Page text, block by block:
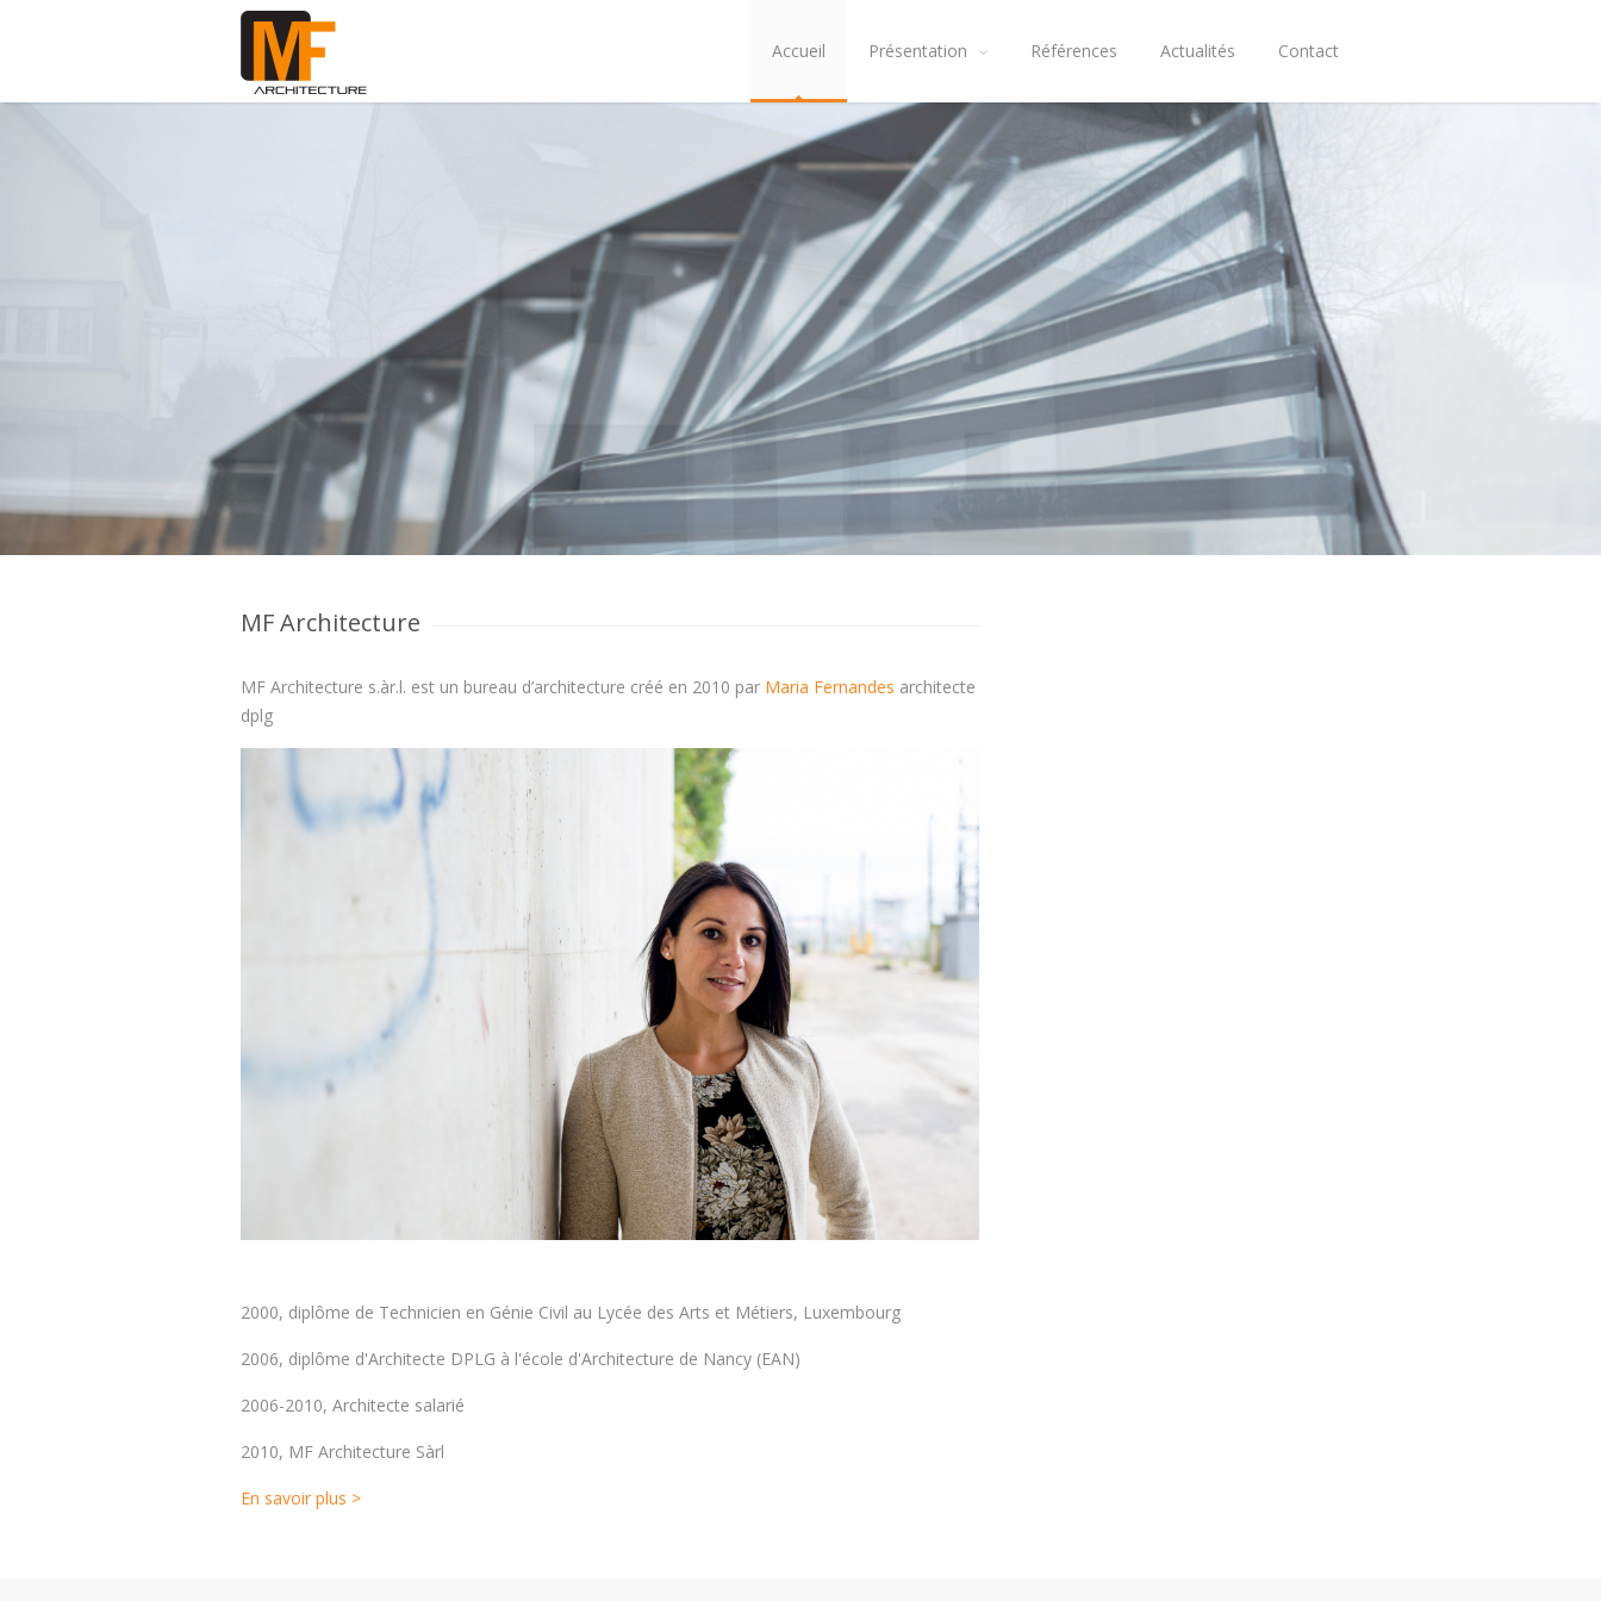
Accueil Présentation Références Actualités Contact
MF Architecture
MF Architecture s.àr.l. est un bureau d’architecture créé en 2010 par Maria Fernandes architecte
dplg
2000, diplôme de Technicien en Génie Civil au Lycée des Arts et Métiers, Luxembourg
2006, diplôme d'Architecte DPLG à l'école d'Architecture de Nancy (EAN)
2006-2010, Architecte salarié
2010, MF Architecture Sàrl
En savoir plus >